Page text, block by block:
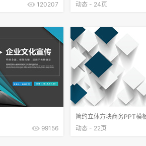
120207
动态 - 24页
99156
简约立体方块商务PPT模
动态 - 22页